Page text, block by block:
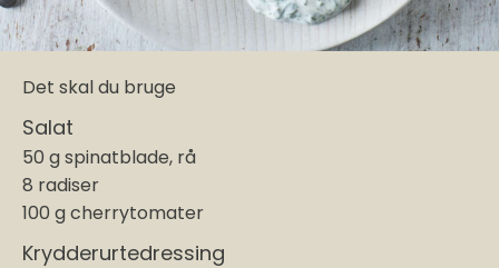
Det skal du bruge
Salat
50 g spinatblade, rå
8 radiser
100 g cherrytomater
Krydderurtedressing